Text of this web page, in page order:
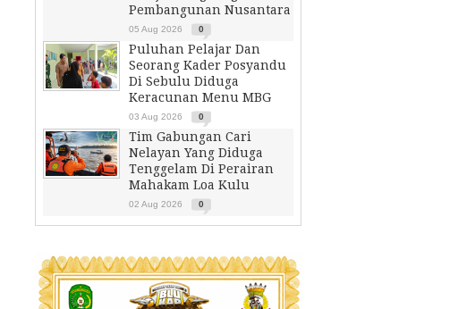
Pembangunan Nusantara
05 Aug 2026 0
Puluhan Pelajar Dan
Seorang Kader Posyandu
Di Sebulu Diduga
Keracunan Menu MBG
03 Aug 2026 0
Tim Gabungan Cari
Nelayan Yang Diduga
Tenggelam Di Perairan
Mahakam Loa Kulu
02 Aug 2026 0